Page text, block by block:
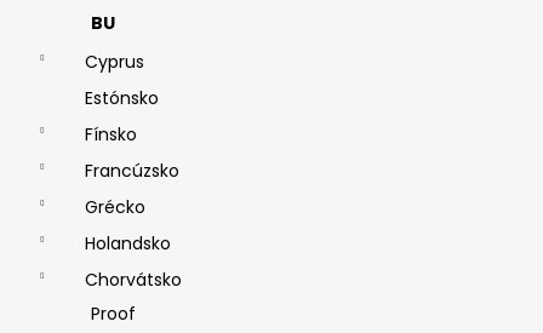
BU
Cyprus
Estónsko
Fínsko
Francúzsko
Grécko
Holandsko
Chorvátsko
Proof